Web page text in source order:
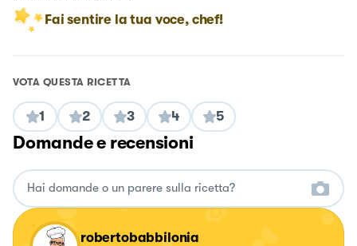
Fai sentire la tua voce, chef!
VOTA QUESTA RICETTA
1 2 3 4 5
Domande e recensioni
robertobabbilonia